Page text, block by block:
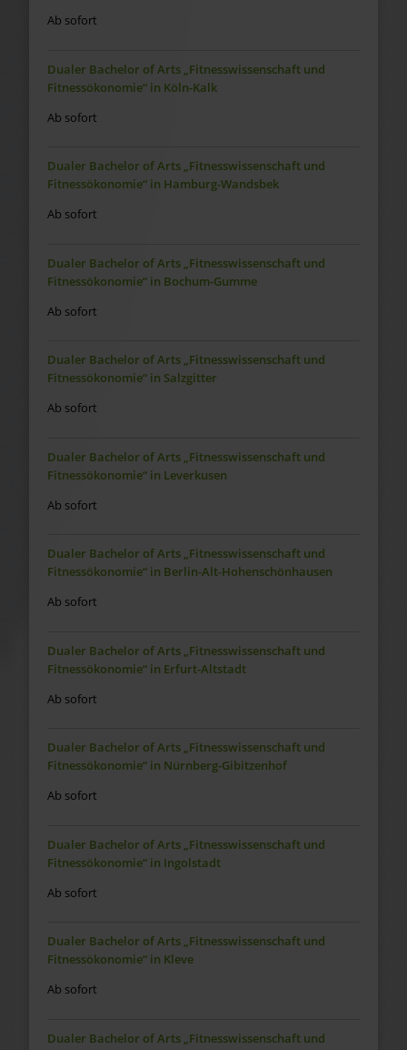
Ab sofort
Dualer Bachelor of Arts „Fitnesswissenschaft und
Fitnessökonomie“ in Köln-Kalk
Ab sofort
Dualer Bachelor of Arts „Fitnesswissenschaft und
Fitnessökonomie“ in Hamburg-Wandsbek
Ab sofort
Dualer Bachelor of Arts „Fitnesswissenschaft und
Fitnessökonomie“ in Bochum-Gumme
Ab sofort
Dualer Bachelor of Arts „Fitnesswissenschaft und
Fitnessökonomie“ in Salzgitter
Ab sofort
Dualer Bachelor of Arts „Fitnesswissenschaft und
Fitnessökonomie“ in Leverkusen
Ab sofort
Dualer Bachelor of Arts „Fitnesswissenschaft und
Fitnessökonomie“ in Berlin-Alt-Hohenschönhausen
Ab sofort
Dualer Bachelor of Arts „Fitnesswissenschaft und
Fitnessökonomie“ in Erfurt-Altstadt
Ab sofort
Dualer Bachelor of Arts „Fitnesswissenschaft und
Fitnessökonomie“ in Nürnberg-Gibitzenhof
Ab sofort
Dualer Bachelor of Arts „Fitnesswissenschaft und
Fitnessökonomie“ in Ingolstadt
Ab sofort
Dualer Bachelor of Arts „Fitnesswissenschaft und
Fitnessökonomie“ in Kleve
Ab sofort
Dualer Bachelor of Arts „Fitnesswissenschaft und